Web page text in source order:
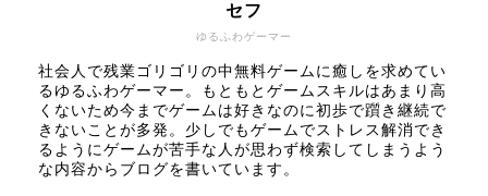
ゆるふわゲーマー
セフ
社会人で残業ゴリゴリの中無料ゲームに癒しを求めてい
るゆるふわゲーマー。もともとゲームスキルはあまり高
くないため今までゲームは好きなのに初歩で躓き継続で
きないことが多発。少しでもゲームでストレス解消でき
るようにゲームが苦手な人が思わず検索してしまうよう
な内容からブログを書いています。